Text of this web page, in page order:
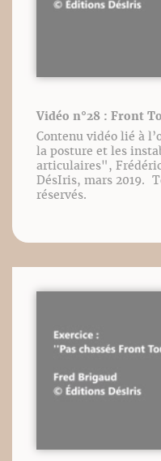
Vidéo n°28 : Front
Contenu vidéo lié à
la posture et les
articulaires",
DésIris, mars 2019.
réservés.